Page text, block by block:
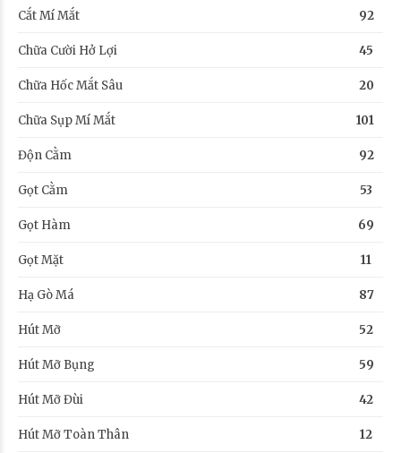
Cắt Mí Mắt 92
Chữa Cười Hở Lợi 45
Chữa Hốc Mắt Sâu 20
Chữa Sụp Mí Mắt 101
Độn Cằm 92
Gọt Cằm 53
Gọt Hàm 69
Gọt Mặt 11
Hạ Gò Má 87
Hút Mỡ 52
Hút Mỡ Bụng 59
Hút Mỡ Đùi 42
Hút Mỡ Toàn Thân 12